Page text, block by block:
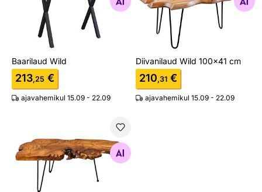
Otsi sarnaseid
Baarilaud Wild
213,25 €
ajavahemikul 15.09 - 22.09
Otsi sarnaseid
Diivanilaud Wild 100x41 cm
210,31 €
ajavahemikul 15.09 - 22.09
Diivanilaud Wild
Otsi sarnaseid